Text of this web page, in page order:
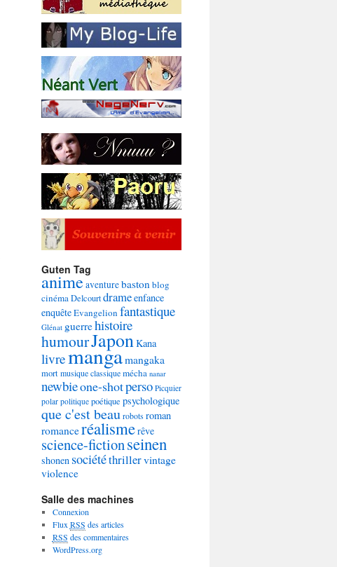
Guten Tag
animeaventurebaston blog
cinémaDelcourtdrameenfance
enquêteEvangelion fantastique
Glénat guerrehistoire
humourJapon Kana
livremangamangaka
mortmusique classiquemécha nanar
newbieone-shotperso Picquier
polar politique poétique psychologique
que c'est beaurobotsroman
romanceréalismerêve
science-fictionseinen
shonen sociététhrillervintage
violence
Salle des machines
Connexion
Flux RSS des articles
RSS des commentaires
WordPress.org